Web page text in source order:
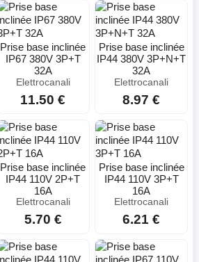
Prise base inclinée
IP67 380V 3P+T
32A
Elettrocanali
11.50 €
Prise base inclinée
IP44 380V 3P+N+T
32A
Elettrocanali
8.97 €
Prise base inclinée
IP44 110V 2P+T
16A
Elettrocanali
5.70 €
Prise base inclinée
IP44 110V 3P+T
16A
Elettrocanali
6.21 €